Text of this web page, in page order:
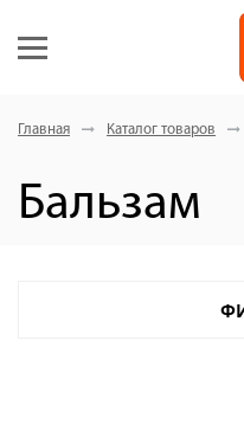
Главная Каталог товаров
Бальзам